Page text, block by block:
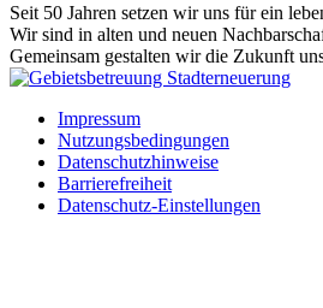
Seit 50 Jahren setzen wir uns für ein
Wir sind in alten und neuen
Gemeinsam gestalten wir die Zukunft
Impressum
Nutzungsbedingungen
Datenschutzhinweise
Barrierefreiheit
Datenschutz-Einstellungen